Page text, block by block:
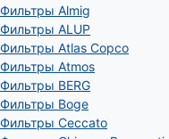
Фильтры Almig
Фильтры ALUP
Фильтры Atlas Copco
Фильтры Atmos
Фильтры BERG
Фильтры Boge
Фильтры Ceccato